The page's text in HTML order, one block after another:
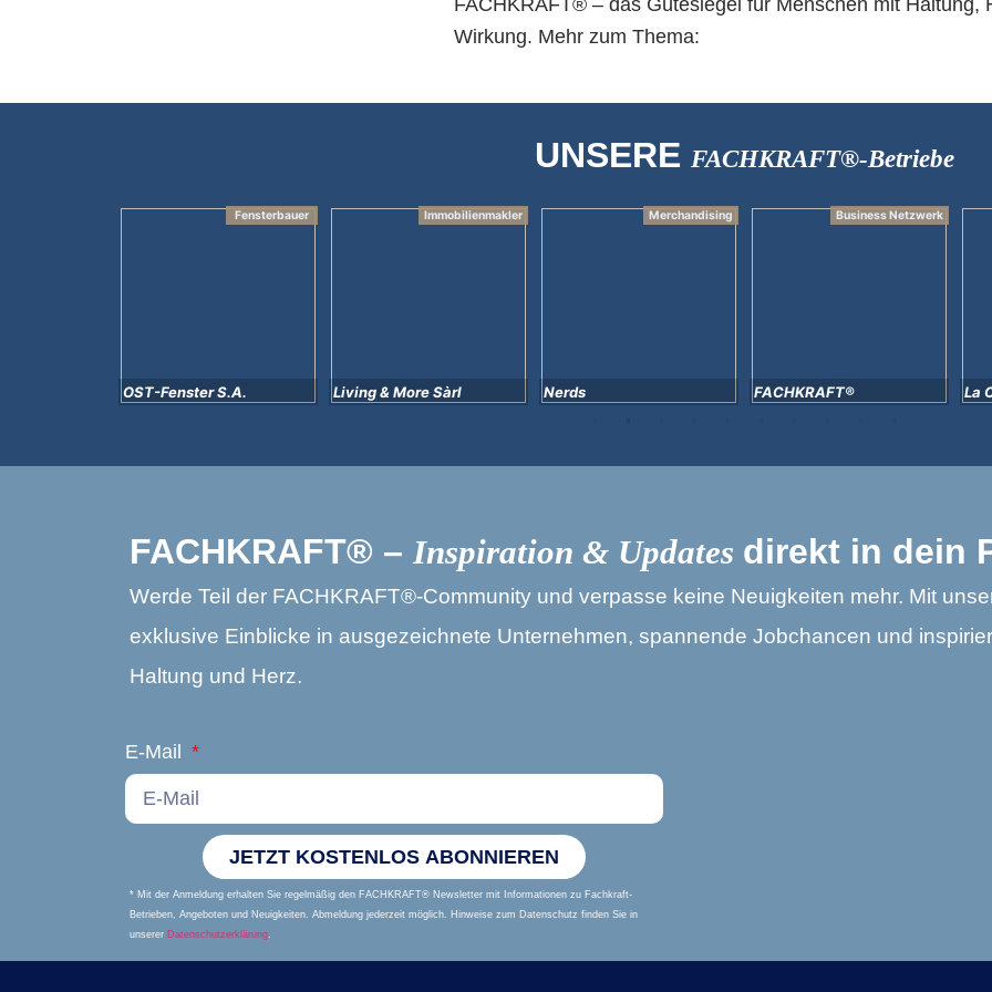
FACHKRAFT® – das Gütesiegel für Menschen mit Haltung,
Wirkung. Mehr zum Thema:
UNSERE FACHKRAFT®-Betriebe
Fensterbauer
OST-Fenster S.A.
Immobilienmakler
Living & More Sàrl
Merchandising
Nerds
Business Netzwerk
FACHKRAFT® La
FACHKRAFT® – Inspiration & Updates direkt in dein
Werde Teil der FACHKRAFT®-Community und verpasse keine Neuigkeiten mehr. Mit
exklusive Einblicke in ausgezeichnete Unternehmen, spannende Jobchancen und
Haltung und Herz.
E-Mail
JETZT KOSTENLOS ABONNIEREN
* Mit der Anmeldung erhalten Sie regelmäßig den FACHKRAFT® Newsletter mit Informationen zu Fachkraft-
Betrieben, Angeboten und Neuigkeiten. Abmeldung jederzeit möglich. Hinweise zum Datenschutz finden Sie in
unserer Datenschutzerklärung